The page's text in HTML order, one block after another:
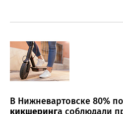
В Нижневартовске 80%
кикшеринга соблюдали